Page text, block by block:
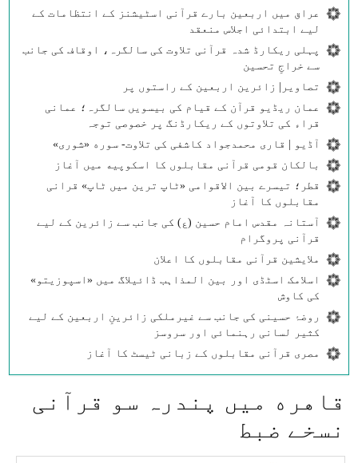
عراق میں اربعین بارے قرآنی اسٹیشنز کے انتظامات کے
لیے ابتدائی اجلاس منعقد
پہلی ریکارڈ شدہ قرآنی تلاوت کی سالگرہ، اوقاف کی جانب
سے خراجِ تحسین
تصاویر| زائرین اربعین کے راستوں پر
عمان ریڈیو قرآن کے قیام کی بیسویں سالگرہ؛ عمانی
قراء کی تلاوتوں کے ریکارڈنگ پر خصوصی توجہ
آڈیو | قاری محمدجواد کاشفی کی تلاوت- سوره‌‌ «شوری»
بالکان قومی قرآنی مقابلوں کا اسکوپیه میں آغاز
قطر؛ تیسرے بین الاقوامی «ٹاپ ترین میں ٹاپ» قرانی
مقابلوں کا آغاز
آستانہ مقدس امام حسین (ع) کی جانب سے زائرین کے لیے
قرآنی پروگرام
ملایشین قرآنی مقابلوں کا اعلان
اسلامک اسٹڈی اور بین المذاہب ڈائیلاگ میں «اسپوزیتو»
کی کاوش
روضۂ حسینی کی جانب سے غیرملکی زائرینِ اربعین کے لیے
کثیر لسانی رہنمائی اور سروسز
مصری قرآنی مقابلوں کے زبانی ٹیسٹ کا آغاز
قاهره میں پندرہ سو قرآنی
نسخے ضبط